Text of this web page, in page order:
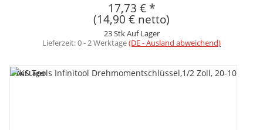
17,73 € *
(14,90 € netto)
23 Stk Auf Lager
Lieferzeit:0 - 2 Werktage(DE - Ausland abweichend)
Auf Lager